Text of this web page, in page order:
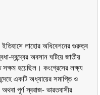
ইতিহাসে লাহোর অধিবেশনের গুরুত্ব
দ্বন্দ্বের অবসান ঘটিয়ে জাতীয়
সক্ষম হয়েছিল। কংগ্রেসের লক্ষ্য
একটি অধ্যায়ের সমাপ্তি ও
পূর্ণ স্বরাজ- ভারতবাসীর